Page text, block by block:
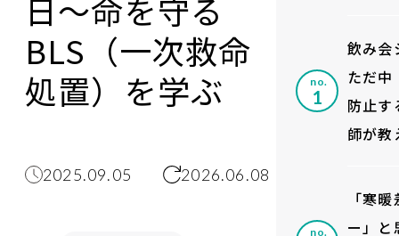
日～命を守る
BLS（一次救命
処置）を学ぶ
2025.09.05 2026.06.08
no.
飲み会
ただ中
防止す
師が教
no.
「寒
ー」と